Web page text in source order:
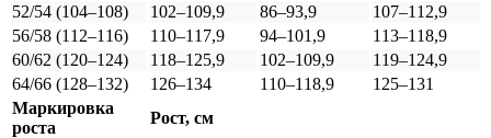
52/54 (104–108)
102–109,9 86–93,9
107–112,9
56/58 (112–116)
110–117,9 94–101,9
113–118,9
60/62 (120–124)
118–125,9 102–109,9
119–124,9
64/66 (128–132)
126–134 110–118,9
125–131
Маркировка
роста
Рост, см